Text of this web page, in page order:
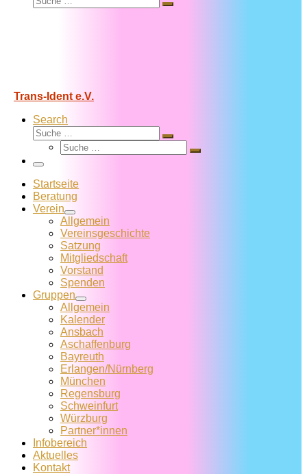
Suche
Trans-Ident e.V.
Search
Suche
Suche
Suche
Suche
Menü
Startseite
Beratung
Verein
Allgemein
Vereins­geschichte
Satzung
Mitglied­schaft
Vorstand
Spenden
Gruppen
Allgemein
Kalender
Ansbach
Aschaffenburg
Bayreuth
Erlangen/Nürnberg
München
Regensburg
Schweinfurt
Würzburg
Partner*innen
Infobereich
Aktuelles
Kontakt